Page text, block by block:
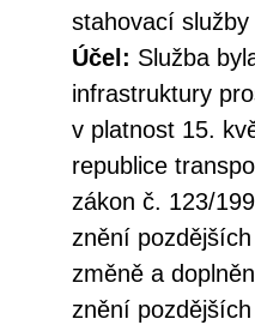
stahovací
Účel: Služba
infrastruktury
v platnost 15.
republice
zákon č. 123/
znění
změně a
znění